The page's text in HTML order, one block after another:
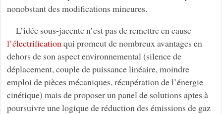
nonobstant des modifications mineures.
L’idée sous-jacente n’est pas de remettre en cause
l’électrificationqui promeut de nombreux avantages en
dehors de son aspect environnemental (silence de
déplacement, couple de puissance linéaire, moindre
emploi de pièces mécaniques, récupération de l’énergie
cinétique) mais de proposer un panel de solutions aptes à
poursuivre une logique de réduction des émissions de gaz